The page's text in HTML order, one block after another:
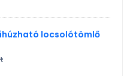
locsolótömlő